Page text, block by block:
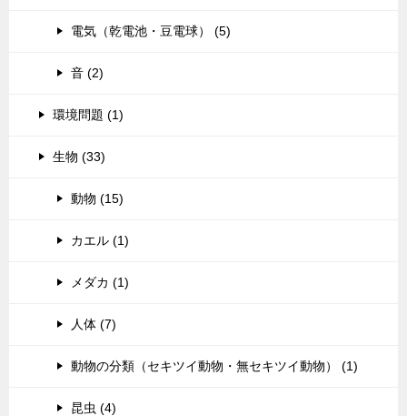
電気（乾電池・豆電球） (5)
音 (2)
環境問題 (1)
生物 (33)
動物 (15)
カエル (1)
メダカ (1)
人体 (7)
動物の分類（セキツイ動物・無セキツイ動物） (1)
昆虫 (4)